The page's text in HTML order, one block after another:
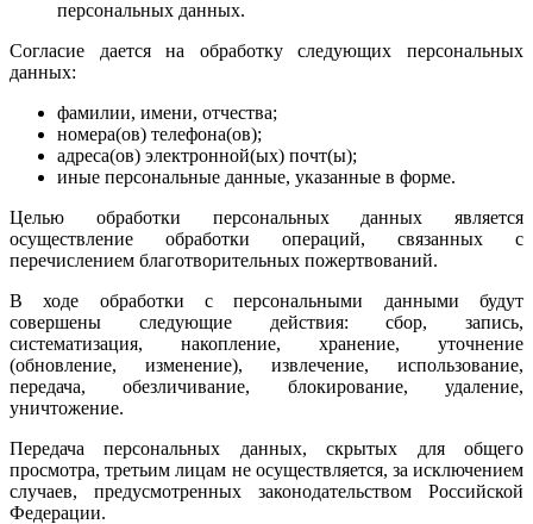
персональных данных.
Согласие дается на обработку следующих персональных
данных:
фамилии, имени, отчества;
номера(ов) телефона(ов);
адреса(ов) электронной(ых) почт(ы);
иные персональные данные, указанные в форме.
Целью обработки персональных данных является
осуществление обработки операций, связанных с
перечислением благотворительных пожертвований.
В ходе обработки с персональными данными будут
совершены следующие действия: сбор, запись,
систематизация, накопление, хранение, уточнение
(обновление, изменение), извлечение, использование,
передача, обезличивание, блокирование, удаление,
уничтожение.
Передача персональных данных, скрытых для общего
просмотра, третьим лицам не осуществляется, за исключением
случаев, предусмотренных законодательством Российской
Федерации.